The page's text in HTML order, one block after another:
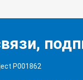
P001862